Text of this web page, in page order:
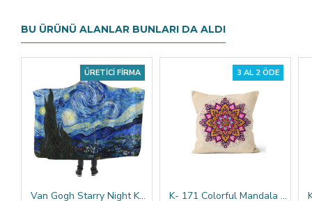
BU ÜRÜNÜ ALANLAR BUNLARI DA ALDI
ÜRETICI FIRMA
Van Gogh Starry Night Kapşonlu Battaniye
3 AL 2 ÖDE
K- 171 Colorful Mandala Tribal Çift Tarafı Baskılı Kırlent Kılıfı